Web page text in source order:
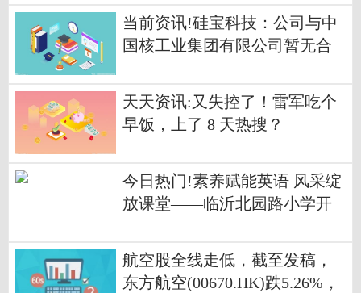
当前资讯!硅宝科技：公司与中
国核工业集团有限公司暂无合
天天资讯:又失控了！雷军吃个
早饭，上了 8 天热搜？
今日热门!素养赋能英语 风采绽
放课堂——临沂北园路小学开
航空股全线走低，截至发稿，
东方航空(00670.HK)跌5.26%，